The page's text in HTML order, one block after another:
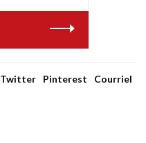
Twitter Pinterest Courriel